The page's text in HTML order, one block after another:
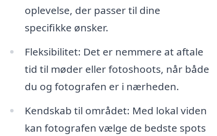
oplevelse, der passer til dine
specifikke ønsker.
Fleksibilitet: Det er nemmere at aftale
tid til møder eller fotoshoots, når både
du og fotografen er i nærheden.
Kendskab til området: Med lokal viden
kan fotografen vælge de bedste spots